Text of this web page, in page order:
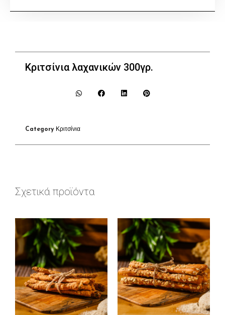
Κριτσίνια λαχανικών 300γρ.
Category Κριτσίνια
Σχετικά προϊόντα